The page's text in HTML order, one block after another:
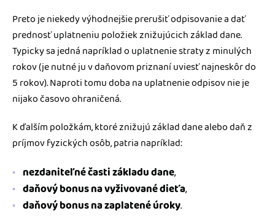
Preto je niekedy výhodnejšie prerušiť odpisovanie a dať
prednosť uplatneniu položiek znižujúcich základ dane.
Typicky sa jedná napríklad o uplatnenie straty z minulých
rokov (je nutné ju v daňovom priznaní uviesť najneskôr do
5 rokov). Naproti tomu doba na uplatnenie odpisov nie je
nijako časovo ohraničená.
K ďalším položkám, ktoré znižujú základ dane alebo daň z
príjmov fyzických osôb, patria napríklad:
nezdaniteľné časti základu dane,
daňový bonus na vyživované dieťa,
daňový bonus na zaplatené úroky.